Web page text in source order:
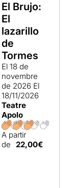
El Brujo:
El
lazarillo
de
Tormes
El 18 de
novembre
de 2026 El
18/11/2026
Teatre
Apolo
A partir
de 22,00€